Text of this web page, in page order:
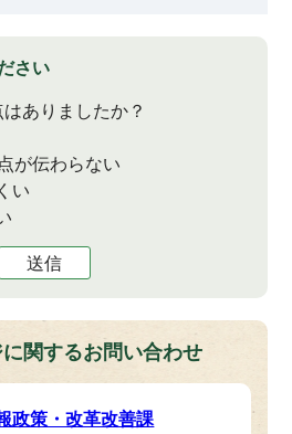
さい
ありましたか？
が伝わらない
い
送信
関するお問い合わせ
政策・改革改善課